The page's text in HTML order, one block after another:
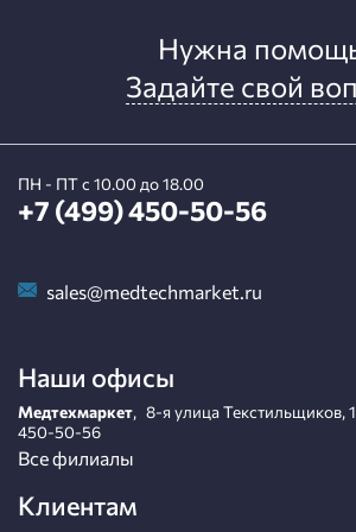
Нужна
Задайте свой
ПН - ПТ с 10.00 до 18.00
+7 (499) 450-50-56
sales@medtechmarket.ru
Наши офисы
Медтехмаркет, 8-я улица Текстильщиков,
450-50-56
Все филиалы
Клиентам